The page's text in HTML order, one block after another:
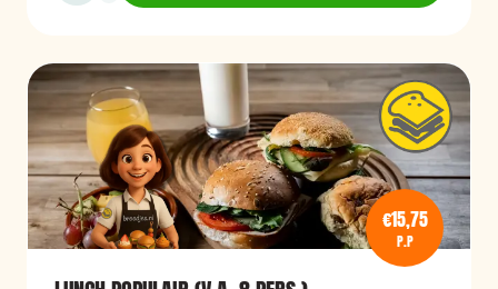
€15,75
P.P